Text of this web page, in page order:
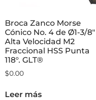
Broca Zanco Morse
Cónico No. 4 de Ø1-3/8″
Alta Velocidad M2
Fraccional HSS Punta
118°. GLT®
$0.00
Leer más